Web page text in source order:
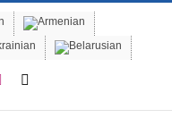
Instagram